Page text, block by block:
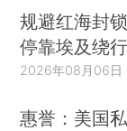
规避红海封
停靠埃及绕
2026年08月06日
惠誉：美国